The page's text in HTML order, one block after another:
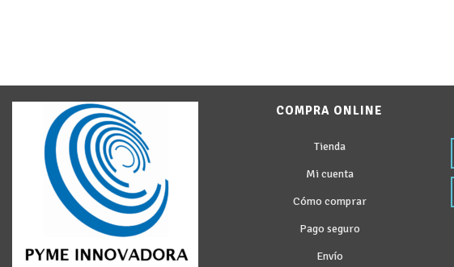
COMPRA ONLINE
Tienda
Mi cuenta
Cómo comprar
Pago seguro
Envío